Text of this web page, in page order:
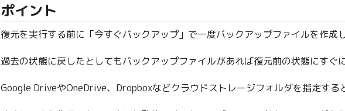
ポイント
復元を実行する前に「今すぐバックアップ」で一度バックアップファイルを作成
過去の状態に戻したとしてもバックアップファイルがあれば復元前の状態にすぐ
Google DriveやOneDrive、Dropboxなどクラウドストレージフォルダを指定する